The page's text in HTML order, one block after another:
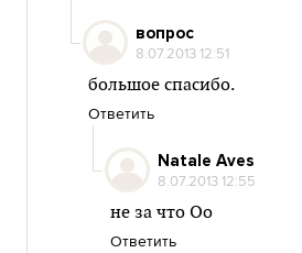
вопрос
8.07.2013 12:51
большое спасибо.
Ответить
Natale Aves
8.07.2013 12:55
не за что Оо
Ответить